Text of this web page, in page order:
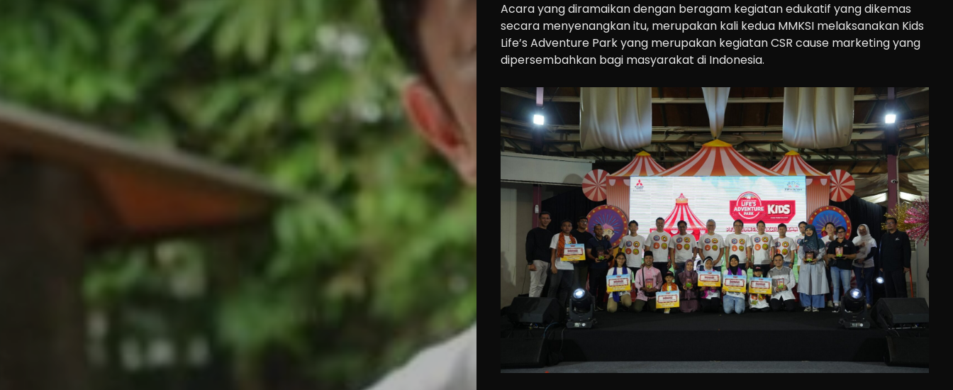
Acara yang diramaikan dengan beragam kegiatan edukatif yang dikemas
secara menyenangkan itu, merupakan kali kedua MMKSI melaksanakan Kids
Life’s Adventure Park yang merupakan kegiatan CSR cause marketing yang
dipersembahkan bagi masyarakat di Indonesia.